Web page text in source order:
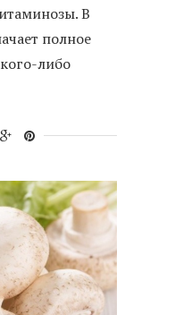
В
полное
либо